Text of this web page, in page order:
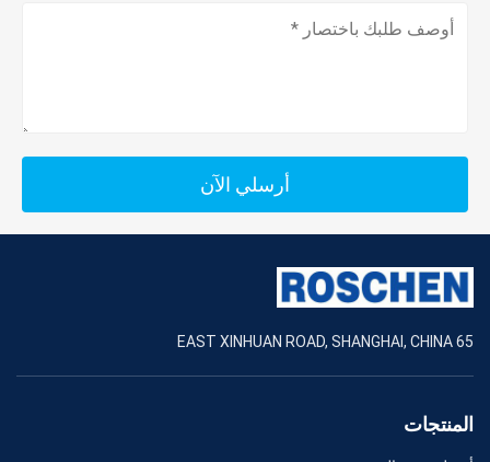
أرسلي الآن
65 EAST XINHUAN ROAD, SHANGHAI, CHINA
المنتجات